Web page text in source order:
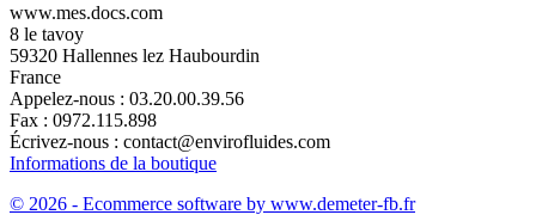
www.mes.docs.com
8 le tavoy
59320 Hallennes lez Haubourdin
France
Appelez-nous : 03.20.00.39.56
Fax : 0972.115.898
Écrivez-nous : contact@envirofluides.com
Informations de la boutique
© 2026 - Ecommerce software by www.demeter-fb.fr